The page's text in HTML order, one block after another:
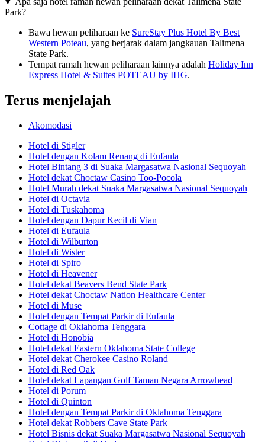
Park?
Bawa hewan peliharaan ke SureStay Plus Hotel By Best
Western Poteau, yang berjarak dalam jangkauan Talimena
State Park.
Tempat ramah hewan peliharaan lainnya adalah Holiday Inn
Express Hotel & Suites POTEAU by IHG.
Terus menjelajah
Akomodasi
Hotel di Stigler
Hotel dengan Kolam Renang di Eufaula
Hotel Bintang 3 di Suaka Margasatwa Nasional Sequoyah
Hotel dekat Choctaw Casino Too-Pocola
Hotel Murah dekat Suaka Margasatwa Nasional Sequoyah
Hotel di Octavia
Hotel di Tuskahoma
Hotel dengan Dapur Kecil di Vian
Hotel di Eufaula
Hotel di Wilburton
Hotel di Wister
Hotel di Spiro
Hotel di Heavener
Hotel dekat Beavers Bend State Park
Hotel dekat Choctaw Nation Healthcare Center
Hotel di Muse
Hotel dengan Tempat Parkir di Eufaula
Cottage di Oklahoma Tenggara
Hotel di Honobia
Hotel dekat Eastern Oklahoma State College
Hotel dekat Cherokee Casino Roland
Hotel di Red Oak
Hotel dekat Lapangan Golf Taman Negara Arrowhead
Hotel di Porum
Hotel di Quinton
Hotel dengan Tempat Parkir di Oklahoma Tenggara
Hotel dekat Robbers Cave State Park
Hotel Bisnis dekat Suaka Margasatwa Nasional Sequoyah